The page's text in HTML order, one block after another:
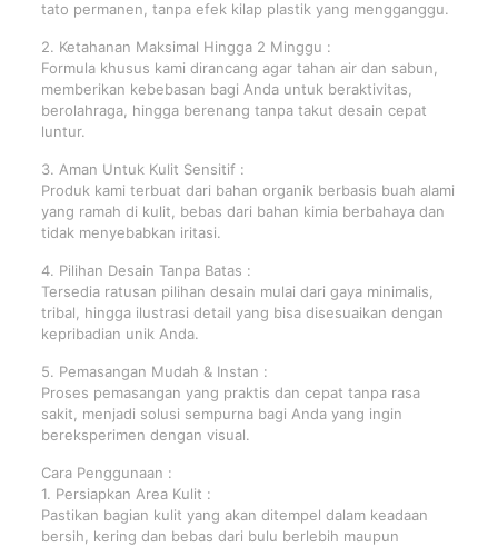
tato permanen, tanpa efek kilap plastik yang mengganggu.
2. Ketahanan Maksimal Hingga 2 Minggu :
Formula khusus kami dirancang agar tahan air dan sabun,
memberikan kebebasan bagi Anda untuk beraktivitas,
berolahraga, hingga berenang tanpa takut desain cepat
luntur.
3. Aman Untuk Kulit Sensitif :
Produk kami terbuat dari bahan organik berbasis buah alami
yang ramah di kulit, bebas dari bahan kimia berbahaya dan
tidak menyebabkan iritasi.
4. Pilihan Desain Tanpa Batas :
Tersedia ratusan pilihan desain mulai dari gaya minimalis,
tribal, hingga ilustrasi detail yang bisa disesuaikan dengan
kepribadian unik Anda.
5. Pemasangan Mudah & Instan :
Proses pemasangan yang praktis dan cepat tanpa rasa
sakit, menjadi solusi sempurna bagi Anda yang ingin
bereksperimen dengan visual.
Cara Penggunaan :
1. Persiapkan Area Kulit :
Pastikan bagian kulit yang akan ditempel dalam keadaan
bersih, kering dan bebas dari bulu berlebih maupun